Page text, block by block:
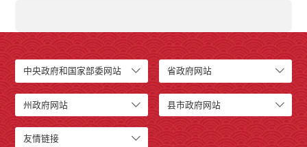
中央政府和国家部委网站 省政府网站
州政府网站 县市政府网站
友情链接